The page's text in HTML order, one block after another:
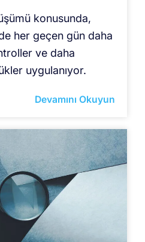
konusunda,
her geçen gün daha
ve daha
uygulanıyor.
Devamını Okuyun